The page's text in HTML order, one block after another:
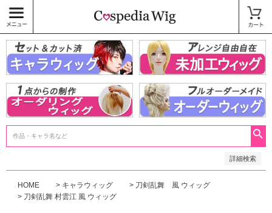
詳細検索
〜
商品タグ
キャラウィッグ
未加工ウィッグ
ベースウィッグ
衣装
SALE中
HOME キャラウィッグ
刀剣乱舞 風 ウィッグ
刀剣乱舞 村雲江 風 ウィッグ